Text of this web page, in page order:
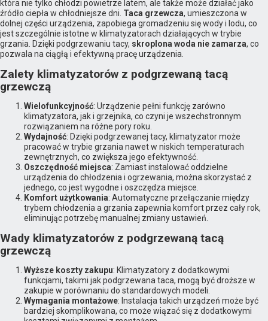
która nie tylko chłodzi powietrze latem, ale także może działać jako
źródło ciepła w chłodniejsze dni. Taca grzewcza, umieszczona w
dolnej części urządzenia, zapobiega gromadzeniu się wody i lodu, co
jest szczególnie istotne w klimatyzatorach działających w trybie
grzania. Dzięki podgrzewaniu tacy, skroplona woda nie zamarza, co
pozwala na ciągłą i efektywną pracę urządzenia.
Zalety klimatyzatorów z podgrzewaną tacą
grzewczą
Wielofunkcyjność: Urządzenie pełni funkcję zarówno
klimatyzatora, jak i grzejnika, co czyni je wszechstronnym
rozwiązaniem na różne pory roku.
Wydajność: Dzięki podgrzewanej tacy, klimatyzator może
pracować w trybie grzania nawet w niskich temperaturach
zewnętrznych, co zwiększa jego efektywność.
Oszczędność miejsca: Zamiast instalować oddzielne
urządzenia do chłodzenia i ogrzewania, można skorzystać z
jednego, co jest wygodne i oszczędza miejsce.
Komfort użytkowania: Automatyczne przełączanie między
trybem chłodzenia a grzania zapewnia komfort przez cały rok,
eliminując potrzebę manualnej zmiany ustawień.
Wady klimatyzatorów z podgrzewaną tacą
grzewczą
Wyższe koszty zakupu: Klimatyzatory z dodatkowymi
funkcjami, takimi jak podgrzewana taca, mogą być droższe w
zakupie w porównaniu do standardowych modeli.
Wymagania montażowe: Instalacja takich urządzeń może być
bardziej skomplikowana, co może wiązać się z dodatkowymi